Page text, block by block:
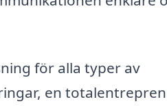
för alla typer av
en